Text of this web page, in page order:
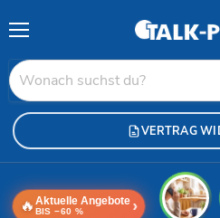
VERTRAG
🔥 Aktuelle Angebote
BIS −60 % ›